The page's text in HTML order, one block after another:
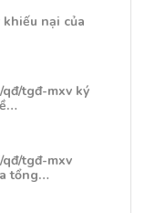
nại của
qđ/tgđ-mxv ký
qđ/tgđ-mxv
tổng…